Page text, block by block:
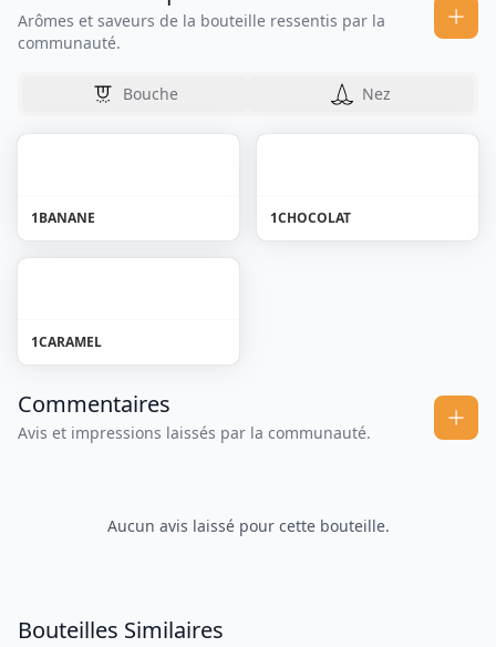
Arômes et saveurs de la bouteille ressentis par la
communauté.
Bouche Nez
1BANANE 1CHOCOLAT
1CARAMEL
Commentaires
Avis et impressions laissés par la communauté.
Aucun avis laissé pour cette bouteille.
Bouteilles Similaires